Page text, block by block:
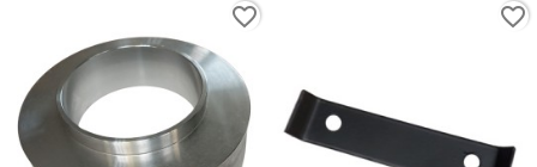
favorite_border favorite_border